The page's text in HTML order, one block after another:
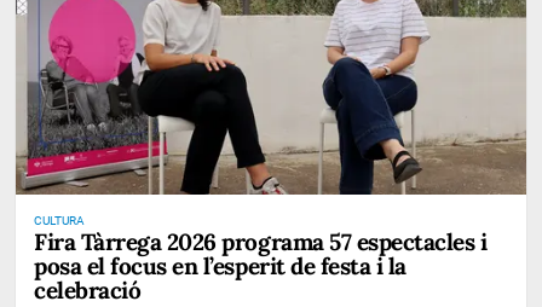
CULTURA
Fira Tàrrega 2026 programa 57 espectacles i
posa el focus en l’esperit de festa i la
celebració